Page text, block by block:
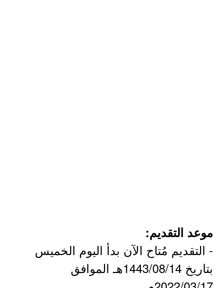
موعد التقديم:
- التقديم مُتاح الآن بدأ اليوم الخميس
بتاريخ 1443/08/14هـ الموافق